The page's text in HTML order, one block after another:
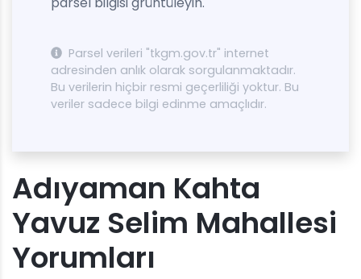
Parsel verileri "tkgm.gov.tr" internet
adresinden anlık olarak sorgulanmaktadır.
Bu verilerin hiçbir resmi geçerliliği yoktur. Bu
veriler sadece bilgi edinme amaçlıdır.
Adıyaman Kahta
Yavuz Selim Mahallesi
Yorumları